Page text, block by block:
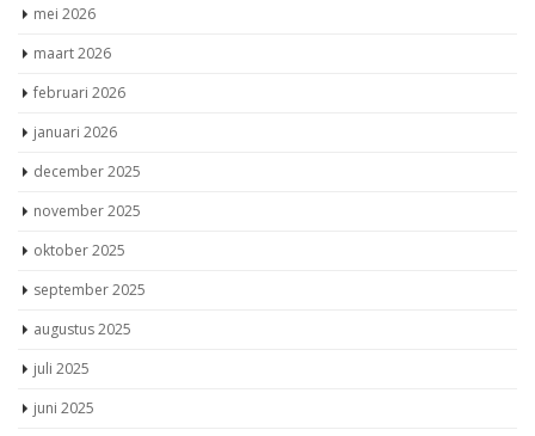
mei 2026
maart 2026
februari 2026
januari 2026
december 2025
november 2025
oktober 2025
september 2025
augustus 2025
juli 2025
juni 2025